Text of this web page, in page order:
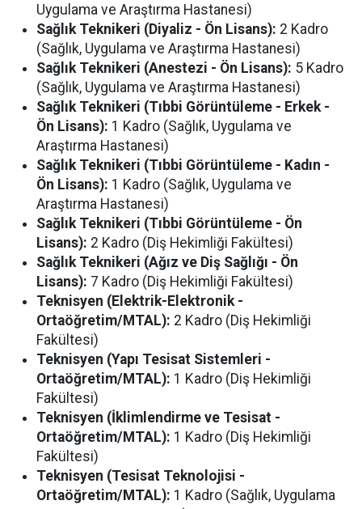
Uygulama ve Araştırma Hastanesi)
Sağlık Teknikeri (Diyaliz - Ön Lisans): 2 Kadro
(Sağlık, Uygulama ve Araştırma Hastanesi)
Sağlık Teknikeri (Anestezi - Ön Lisans): 5 Kadro
(Sağlık, Uygulama ve Araştırma Hastanesi)
Sağlık Teknikeri (Tıbbi Görüntüleme - Erkek -
Ön Lisans): 1 Kadro (Sağlık, Uygulama ve
Araştırma Hastanesi)
Sağlık Teknikeri (Tıbbi Görüntüleme - Kadın -
Ön Lisans): 1 Kadro (Sağlık, Uygulama ve
Araştırma Hastanesi)
Sağlık Teknikeri (Tıbbi Görüntüleme - Ön
Lisans): 2 Kadro (Diş Hekimliği Fakültesi)
Sağlık Teknikeri (Ağız ve Diş Sağlığı - Ön
Lisans): 7 Kadro (Diş Hekimliği Fakültesi)
Teknisyen (Elektrik-Elektronik -
Ortaöğretim/MTAL): 2 Kadro (Diş Hekimliği
Fakültesi)
Teknisyen (Yapı Tesisat Sistemleri -
Ortaöğretim/MTAL): 1 Kadro (Diş Hekimliği
Fakültesi)
Teknisyen (İklimlendirme ve Tesisat -
Ortaöğretim/MTAL): 1 Kadro (Diş Hekimliği
Fakültesi)
Teknisyen (Tesisat Teknolojisi -
Ortaöğretim/MTAL): 1 Kadro (Sağlık, Uygulama